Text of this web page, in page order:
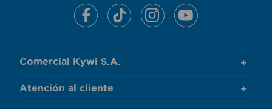
Comercial Kywi S.A. +
Atención al cliente +